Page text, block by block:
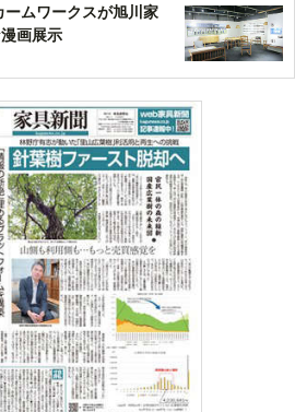
ムワークスが旭川家
画展示